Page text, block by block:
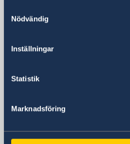
Nödvändig
Inställningar
Statistik
Marknadsföring
Social media
Om oss